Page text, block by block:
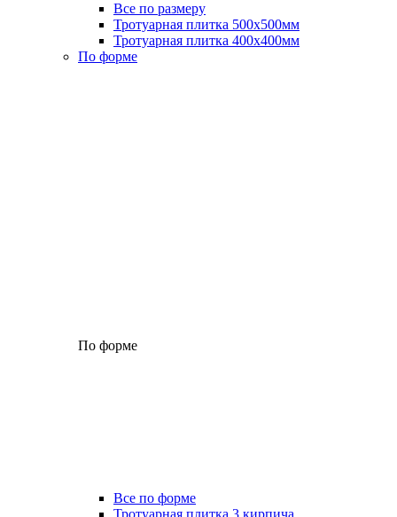
Все по размеру
Тротуарная плитка 500x500мм
Тротуарная плитка 400x400мм
По форме
По форме
Все по форме
Тротуарная плитка 3 кирпича